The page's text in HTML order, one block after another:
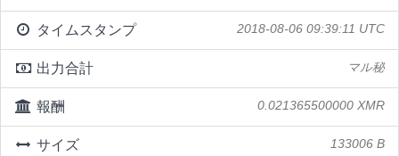
タイムスタンプ 2018-08-06 09:39:11 UTC
出力合計 マル秘
報酬 0.021365500000 XMR
サイズ 133006 B